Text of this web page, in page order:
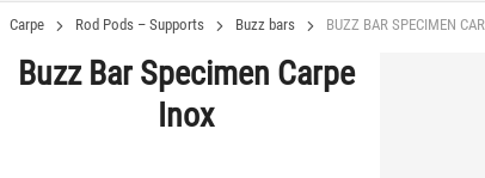
Carpe Rod Pods – Supports Buzz bars BUZZ BAR SPECIMEN
Buzz Bar Specimen Carpe
Inox